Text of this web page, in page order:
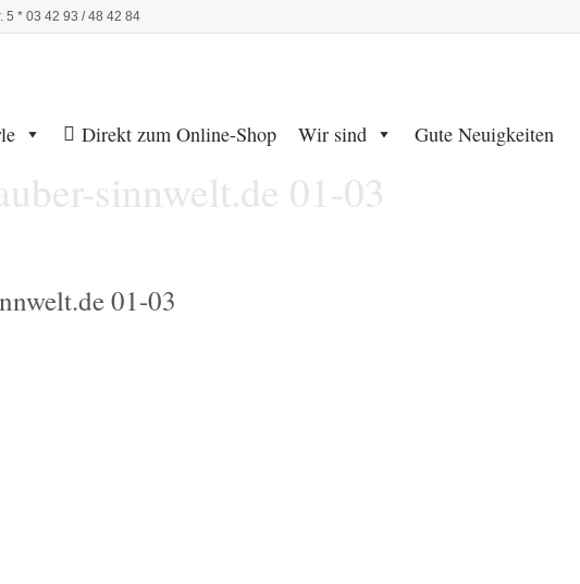
5 * 03 42 93 / 48 42 84
Direkt zum Online-Shop Wir sind Gute Neuigkeiten
sinnwelt.de 01-03
01-03